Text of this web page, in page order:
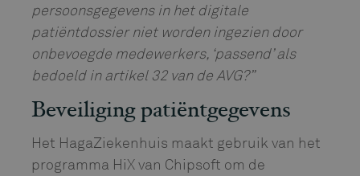
persoonsgegevens in het digitale
patiëntdossier niet worden ingezien door
onbevoegde medewerkers, ‘passend’ als
bedoeld in artikel 32 van de AVG?”
Beveiliging patiëntgegevens
Het HagaZiekenhuis maakt gebruik van het
programma HiX van Chipsoft om de